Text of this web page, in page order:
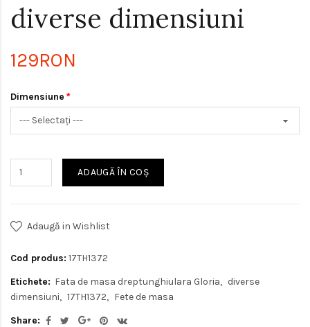
diverse dimensiuni
129RON
Dimensiune
ADAUGĂ ÎN COŞ
Adaugă in Wishlist
Cod produs: 17TH1372
Etichete: Fata de masa dreptunghiulara Gloria
diverse
dimensiuni
17TH1372
Fete de masa
Share: